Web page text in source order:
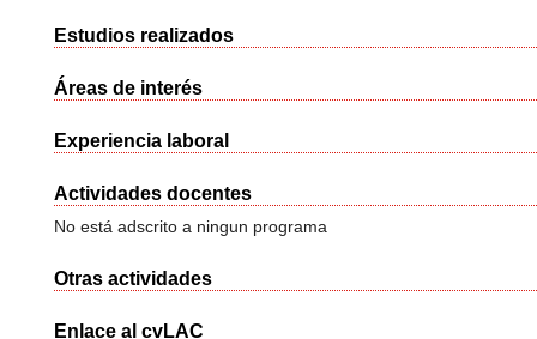
Estudios realizados
Áreas de interés
Experiencia laboral
Actividades docentes
No está adscrito a ningun programa
Otras actividades
Enlace al cvLAC